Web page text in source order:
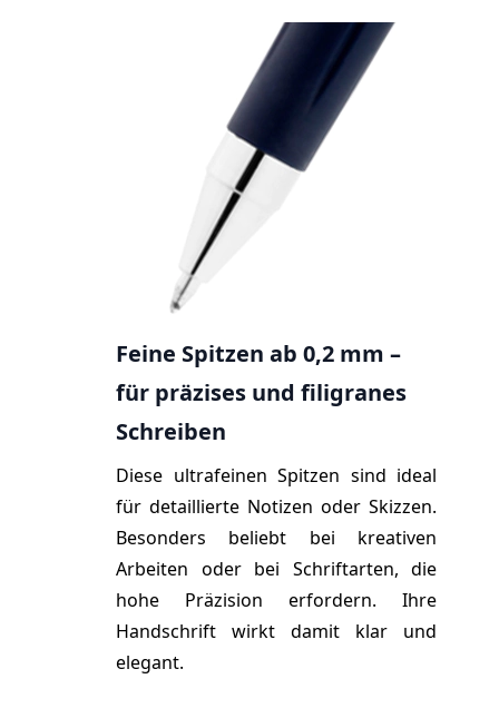
Feine Spitzen ab 0,2 mm –
für präzises und filigranes
Schreiben
Diese ultrafeinen Spitzen sind ideal
für detaillierte Notizen oder Skizzen.
Besonders beliebt bei kreativen
Arbeiten oder bei Schriftarten, die
hohe Präzision erfordern. Ihre
Handschrift wirkt damit klar und
elegant.